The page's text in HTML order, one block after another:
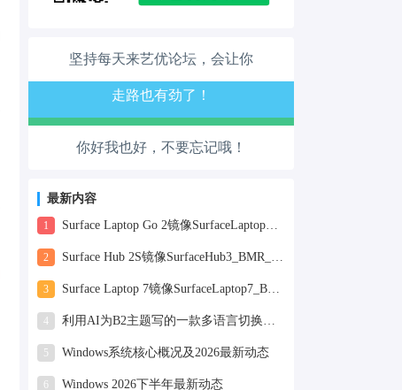
坚持每天来艺优论坛，会让你
心情也舒畅了！
走路也有劲了！
腿也不痛了！
工作也轻松了！
你好我也好，不要忘记哦！
最新内容
1 Surface Laptop Go 2镜像SurfaceLaptopGo2_BMR_42032_2026.507.11898505.zip网盘下载
2 Surface Hub 2S镜像SurfaceHub3_BMR_155000_2026.420.11870147.zip网盘下载
3 Surface Laptop 7镜像SurfaceLaptop7_BMR_12010_2025.1009.12069254.zip网盘下载
4 利用AI为B2主题写的一款多语言切换插件
5 Windows系统核心概况及2026最新动态
6 Windows 2026下半年最新动态